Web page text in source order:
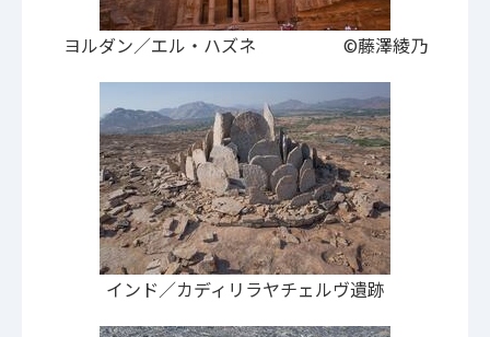
ヨルダン／エル・ハズネ ©藤澤綾乃
インド／カディリラヤチェルヴ遺跡